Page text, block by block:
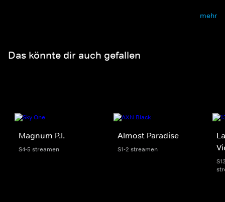
mehr
Das könnte dir auch gefallen
Magnum P.I.
S4-5 streamen
Almost Paradise
S1-2 streamen